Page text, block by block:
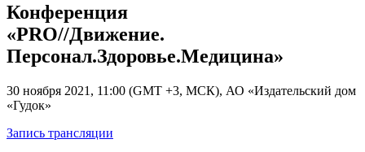
Конференция
«PRO//Движение.
Персонал.Здоровье.Медицина»
30 ноября 2021, 11:00 (GMT +3, МСК), АО «Издательский дом
«Гудок»
Запись трансляции